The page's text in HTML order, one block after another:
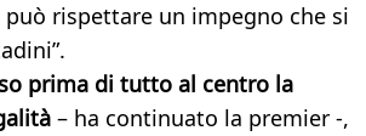
rispettare un impegno che si
prima di tutto al centro la
– ha continuato la premier -,